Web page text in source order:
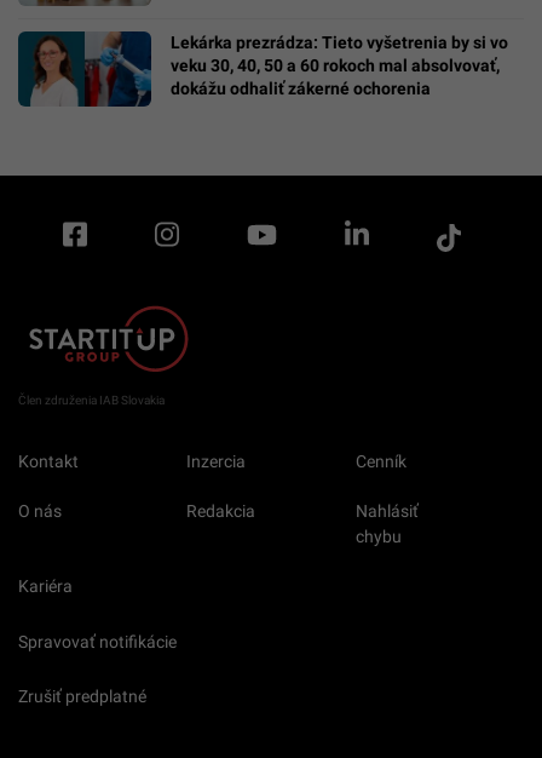
Lekárka prezrádza: Tieto vyšetrenia by si vo
veku 30, 40, 50 a 60 rokoch mal absolvovať,
dokážu odhaliť zákerné ochorenia
Člen združenia IAB Slovakia
Kontakt Inzercia Cenník
O nás Redakcia
Nahlásiť
chybu
Kariéra
Spravovať notifikácie
Zrušiť predplatné